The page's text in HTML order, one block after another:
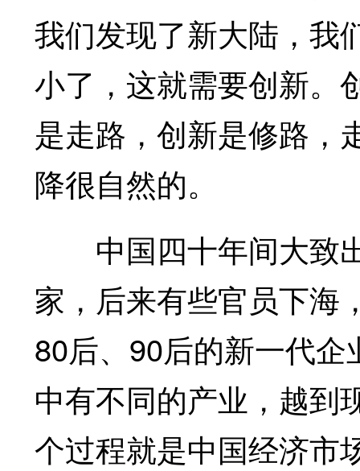
我们发现了新大陆，我
小了，这就需要创新。
是走路，创新是修路，
降很自然的。
中国四十年间大致
家，后来有些官员下海
80后、90后的新一代
中有不同的产业，越到
个过程就是中国经济市